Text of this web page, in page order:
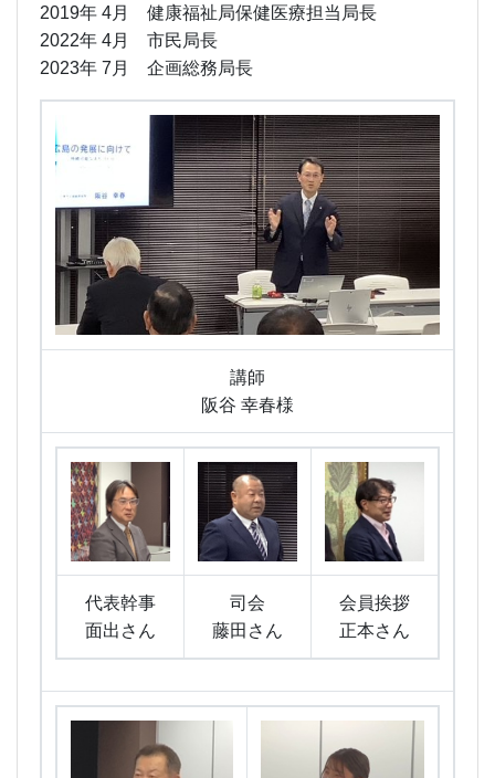
2019年 4月 健康福祉局保健医療担当局長
2022年 4月 市民局長
2023年 7月 企画総務局長
講師
阪谷 幸春様
代表幹事
面出さん
司会
藤田さん
会員挨拶
正本さん